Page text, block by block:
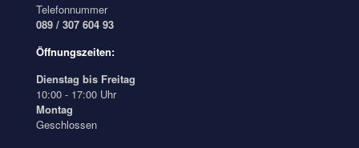
Telefonnummer
089 / 307 604 93
Öffnungszeiten:
Dienstag bis Freitag
10:00 - 17:00 Uhr
Montag
Geschlossen